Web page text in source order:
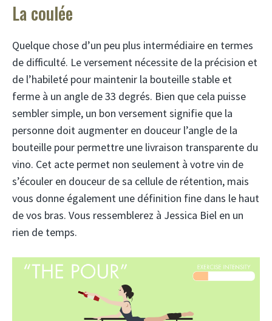
La coulée
Quelque chose d’un peu plus intermédiaire en termes
de difficulté. Le versement nécessite de la précision et
de l’habileté pour maintenir la bouteille stable et
ferme à un angle de 33 degrés. Bien que cela puisse
sembler simple, un bon versement signifie que la
personne doit augmenter en douceur l’angle de la
bouteille pour permettre une livraison transparente du
vino. Cet acte permet non seulement à votre vin de
s’écouler en douceur de sa cellule de rétention, mais
vous donne également une définition fine dans le haut
de vos bras. Vous ressemblerez à Jessica Biel en un
rien de temps.